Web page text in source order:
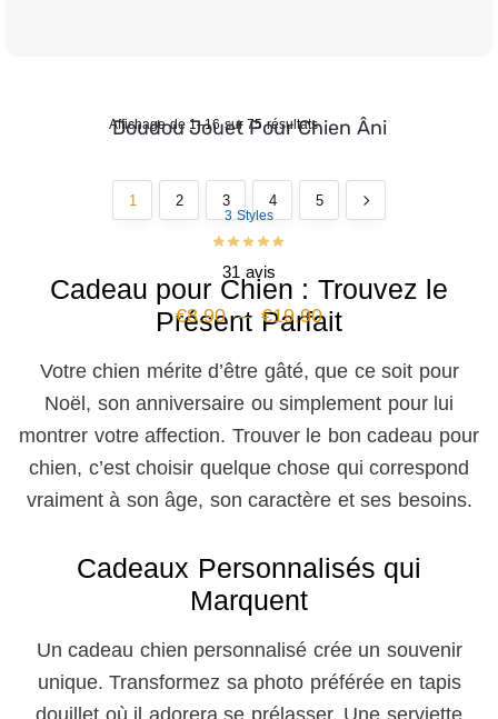
Cadeau pour Chien : Trouvez le
Présent Parfait
Votre chien mérite d’être gâté, que ce soit pour
Noël, son anniversaire ou simplement pour lui
montrer votre affection. Trouver le bon cadeau pour
chien, c’est choisir quelque chose qui correspond
vraiment à son âge, son caractère et ses besoins.
Cadeaux Personnalisés qui
Marquent
Un cadeau chien personnalisé crée un souvenir
unique. Transformez sa photo préférée en tapis
Doudou Jouet Pour Chien Âni
3 Styles
31 avis
€8.90 – €19.90
Affichage de 1–16 sur 75 résultats
1 2 3 4 5